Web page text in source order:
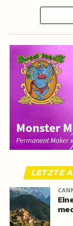
LETZTE